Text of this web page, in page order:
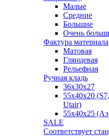
Малые
Средние
Большие
Очень
Фактура материала
Матовая
Глянцевая
Рельефная
Ручная кладь
36х30x27
55х40х20
Utair)
55х40х25
SALE
Соответствует